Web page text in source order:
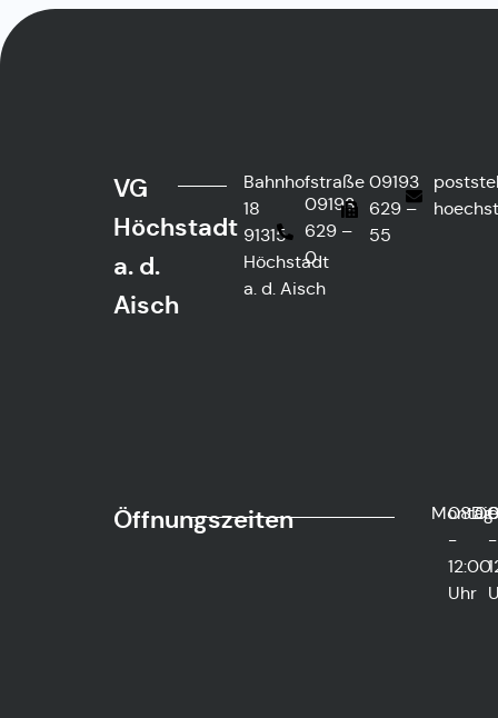
VG
Höchstadt
a. d.
Aisch
Bahnhofstraße
18
91315
Höchstadt
a. d. Aisch
09193
629 –
0
09193
629 –
55
Öffnungszeiten Montag
08:00
-
12:00
Uhr
-